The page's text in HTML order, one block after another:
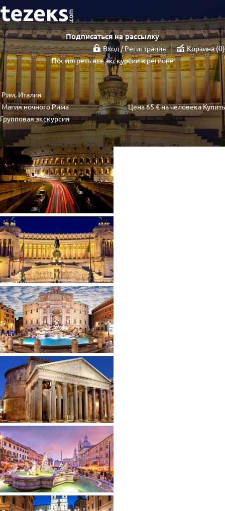
Подписаться на рассылку
Вход / Регистрация Корзина 0
Посмотреть все экскурсии в регионе
Рим, Италия
Магия ночного Рима
Групповая экскурсия
Цена65 €на человекаКупить